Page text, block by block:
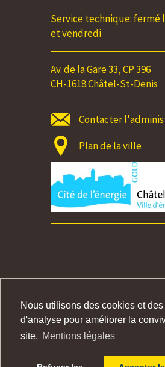
Nous utilisons des cookies et
d'analyse pour améliorer la
site. Mentions légales
Service technique: fermé
et vendredi
Av. de la Gare 33, CP 396
CH-1618 Châtel-St-Denis
Contacter
Plan de la ville
MENTIONS
IMPRESSUM